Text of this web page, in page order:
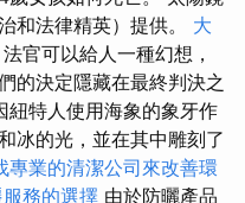
和法律精英）提供。 大
官可以給人一種幻想，
的決定隱藏在最終判決之
紐特人使用海象的象牙作
冰的光，並在其中雕刻了
專業的清潔公司來改善環
務的選擇 由於防曬產品